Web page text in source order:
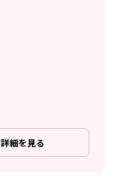
詳細を見る